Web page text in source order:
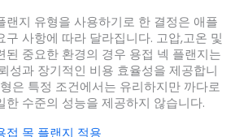
랜지 유형을 사용하기로 한 결정은 애플
구 사항에 따라 달라집니다. 고압,고온 및
된 중요한 환경의 경우 용접 넥 플랜지는
성과 장기적인 비용 효율성을 제공합니
은 특정 조건에서는 유리하지만 까다로
한 수준의 성능을 제공하지 않습니다.
접 목 플랜지 적용